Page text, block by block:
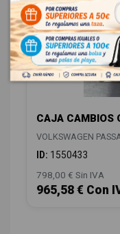
CAJA CAMBIOS
VOLKSWAGEN
ID: 1550433
798,00 € Sin IVA
965,58 € Con